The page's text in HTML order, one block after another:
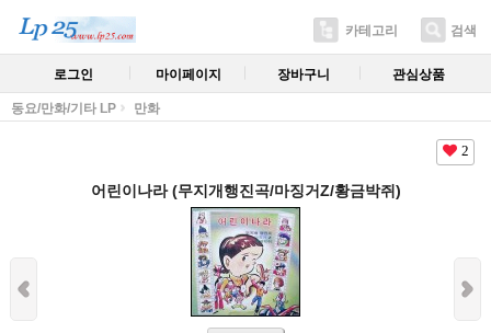
카테고리 검색
로그인 마이페이지 장바구니 관심상품
동요/만화/기타 LP 만화
2
어린이나라 (무지개행진곡/마징거Z/황금박쥐)